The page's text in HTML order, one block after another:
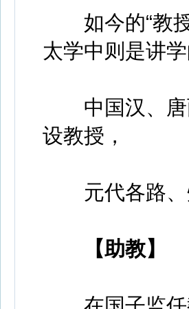
如今的“教授
太学中则是讲学
中国汉、唐
设教授，
元代各路、
【助教】